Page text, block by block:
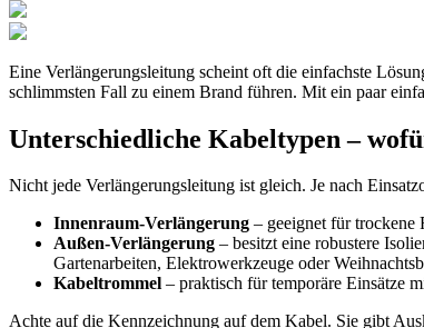
Eine Verlängerungsleitung scheint oft die einfachste
schlimmsten Fall zu einem Brand führen. Mit ein paar
Unterschiedliche Kabeltypen –
Nicht jede Verlängerungsleitung ist gleich. Je nach
Innenraum-Verlängerung – geeignet für trockene
Außen-Verlängerung – besitzt eine robustere
Gartenarbeiten, Elektrowerkzeuge oder
Kabeltrommel – praktisch für temporäre Einsätze
Achte auf die Kennzeichnung auf dem Kabel. Sie gibt